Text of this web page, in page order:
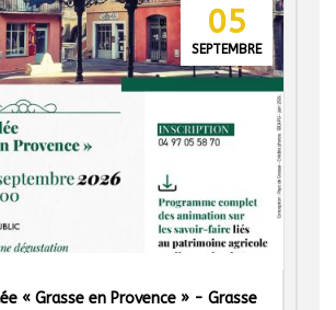
05
SEPTEMBRE
« Grasse en Provence » - Grasse